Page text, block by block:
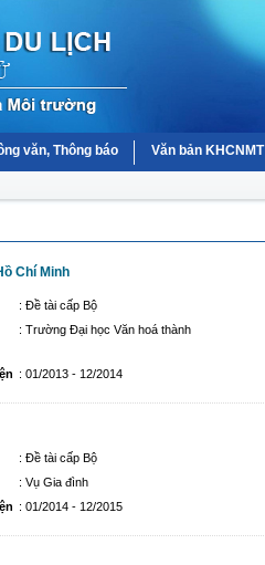
văn, Thông báo Văn bản KHCNMT
Chí Minh
: Đề tài cấp Bộ
: Trường Đại học Văn hoá thành
: 01/2013 - 12/2014
: Đề tài cấp Bộ
: Vụ Gia đình
: 01/2014 - 12/2015